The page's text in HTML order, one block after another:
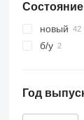
Состояние
новый
б/у
Год